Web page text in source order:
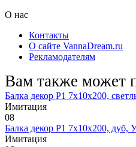
О нас
Контакты
О сайте VannaDream.ru
Рекламодателям
Вам также может
Балка декор Р1 7х10х200,
Имитация
08
Балка декор Р1 7х10х200,
Имитация